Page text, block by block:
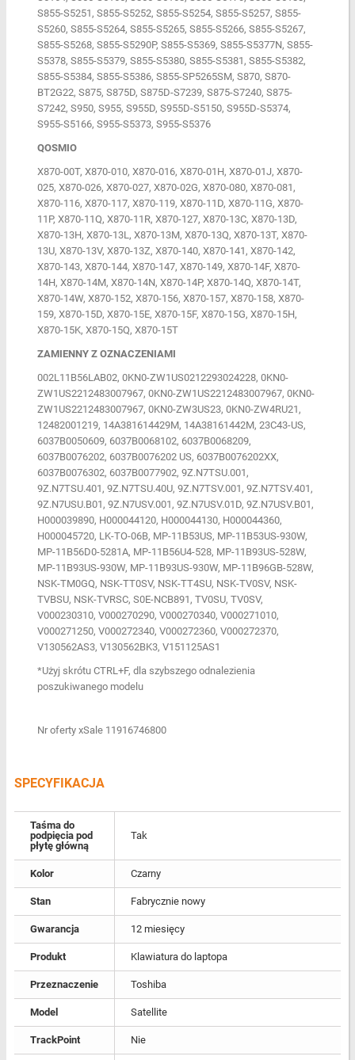
QOSMIO
X870-00T, X870-010, X870-016, X870-01H, X870-01J, X870-
025, X870-026, X870-027, X870-02G, X870-080, X870-081,
X870-116, X870-117, X870-119, X870-11D, X870-11G, X870-
11P, X870-11Q, X870-11R, X870-127, X870-13C, X870-13D,
X870-13H, X870-13L, X870-13M, X870-13Q, X870-13T, X870-
13U, X870-13V, X870-13Z, X870-140, X870-141, X870-142,
X870-143, X870-144, X870-147, X870-149, X870-14F, X870-
14H, X870-14M, X870-14N, X870-14P, X870-14Q, X870-14T,
X870-14W, X870-152, X870-156, X870-157, X870-158, X870-
159, X870-15D, X870-15E, X870-15F, X870-15G, X870-15H,
X870-15K, X870-15Q, X870-15T
ZAMIENNY Z OZNACZENIAMI
002L11B56LAB02, 0KN0-ZW1US0212293024­228, 0KN0-
ZW1US2212483007967, 0KN0-ZW1US221248300­7967, 0KN0-
ZW1US2212483007­967, 0KN0-ZW3US23, 0KN0-ZW4RU21,
12482001219, 14A381614429M, 14A38161442M, 23C43-US,
6037B0050609, 6037B0068102, 6037B0068209,
6037B0076202, 6037B0076202 US, 6037B0076202XX,
6037B0076302, 6037B0077902, 9Z.N7TSU.001,
9Z.N7TSU.401, 9Z.N7TSU.40U, 9Z.N7TSV.001, 9Z.N7TSV.401,
9Z.N7USU.B01, 9Z.N7USV.001, 9Z.N7USV.01D, 9Z.N7USV.B01,
H000039890, H000044120, H000044130, H000044360,
H000045720, LK-TO-06B, MP-11B53US, MP-11B53US-930W,
MP-11B56D0-5281A, MP-11B56U4-528, MP-11B93US-528W,
MP-11B93US-930W, MP-11B93US­-930W, MP-11B96GB-528W,
NSK-TM0GQ, NSK-TT0SV, NSK-TT4SU, NSK-TV0SV, NSK-
TVBSU, NSK-TVRSC, S0E-NCB891, TV0SU, TV0SV,
V000230310, V000270290, V000270340, V000271010,
V000271250, V000272340, V000272360, V000272370,
V130562AS3, V130562BK3, V151125AS1
*Użyj skrótu CTRL+F, dla szybszego odnalezienia
poszukiwanego modelu
Nr oferty xSale 11916746800
SPECYFIKACJA
Taśma do
podpięcia pod
płytę główną
Tak
Kolor Czarny
Stan Fabrycznie nowy
Gwarancja 12 miesięcy
Produkt Klawiatura do laptopa
Przeznaczenie Toshiba
Model Satellite
TrackPoint Nie